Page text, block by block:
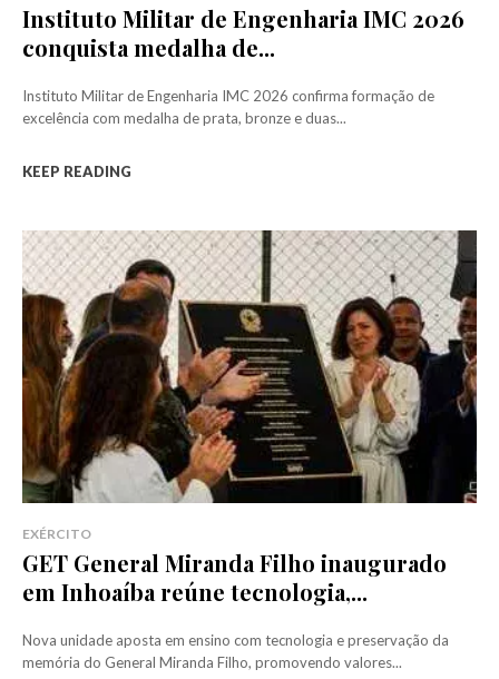
Instituto Militar de Engenharia IMC 2026
conquista medalha de...
Instituto Militar de Engenharia IMC 2026 confirma formação de
excelência com medalha de prata, bronze e duas...
KEEP READING
EXÉRCITO
GET General Miranda Filho inaugurado
em Inhoaíba reúne tecnologia,...
Nova unidade aposta em ensino com tecnologia e preservação da
memória do General Miranda Filho, promovendo valores...